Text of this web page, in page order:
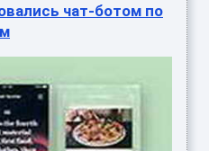
чат-ботом по